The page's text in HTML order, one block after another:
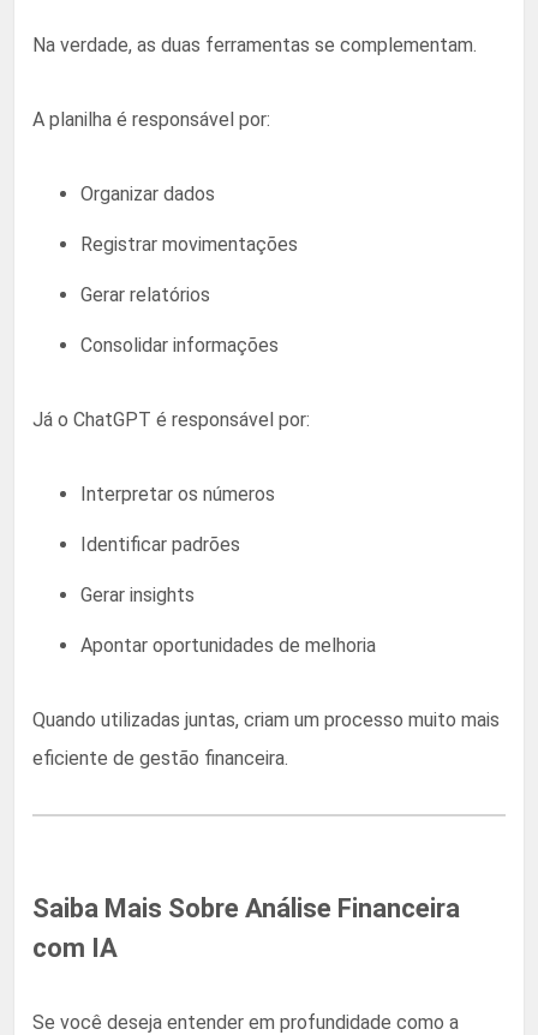
Na verdade, as duas ferramentas se complementam.
A planilha é responsável por:
Organizar dados
Registrar movimentações
Gerar relatórios
Consolidar informações
Já o ChatGPT é responsável por:
Interpretar os números
Identificar padrões
Gerar insights
Apontar oportunidades de melhoria
Quando utilizadas juntas, criam um processo muito mais
eficiente de gestão financeira.
Saiba Mais Sobre Análise Financeira
com IA
Se você deseja entender em profundidade como a